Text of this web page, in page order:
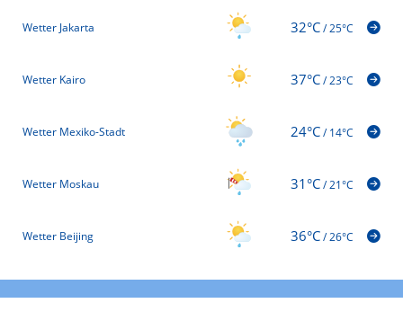
Wetter Jakarta 32°C/25°C
Wetter Kairo 37°C/23°C
Wetter Mexiko-Stadt 24°C/14°C
Wetter Moskau 31°C/21°C
Wetter Beijing 36°C/26°C